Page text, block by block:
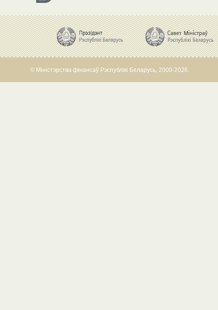
© Міністэрства фінансаў Рэспублікі Беларусь, 2000-2026.